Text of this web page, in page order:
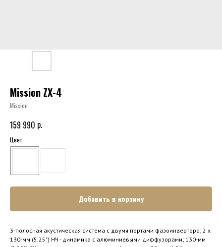
Mission ZX-4
Mission
159 990 р.
Цвет
Добавить в корзину
3-полосная акустическая система с двумя портами фазоинвертора; 2 x
130-мм (5.25") НЧ - динамика с алюминиевыми диффузорами; 130-мм